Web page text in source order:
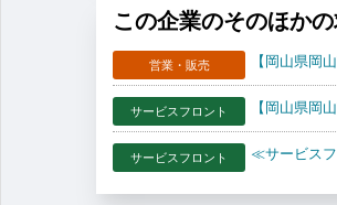
この企業のそのほか
営業・販売 【岡山県岡
サービスフロント 【岡山県岡
サービスフロント ≪サービス